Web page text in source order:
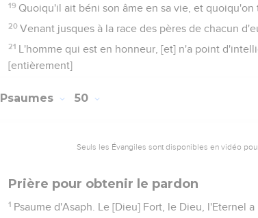
19 Quoiqu'il ait béni son âme en sa vie, et
20 Venant jusques à la race des pères de chacun
21 L'homme qui est en honneur, [et] n'a point
[entièrement]
Psaumes 50
Seuls les Évangiles sont disponibles en vidéo
Prière pour obtenir le pardon
1 Psaume d'Asaph. Le [Dieu] Fort, le Dieu, l'Eternel